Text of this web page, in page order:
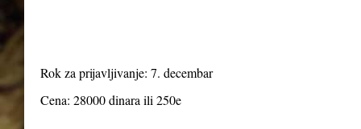
Rok za prijavljivanje: 7. decembar
Cena: 28000 dinara ili 250e